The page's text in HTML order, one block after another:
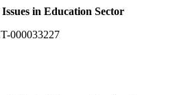
in Education Sector
000033227